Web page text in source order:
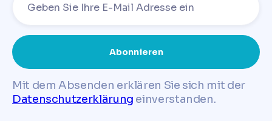
Mit dem Absenden erklären Sie sich mit der
Datenschutzerklärung einverstanden.